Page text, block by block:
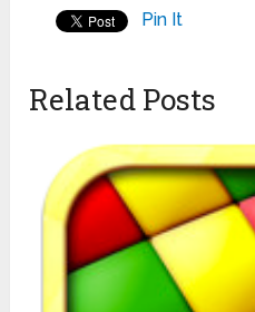
Pin It
Related Posts